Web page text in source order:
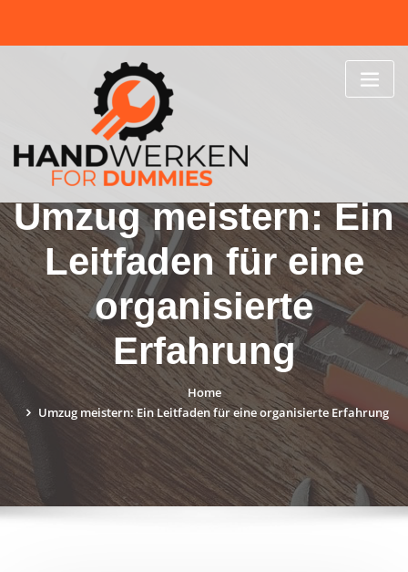
content
Umzug meistern: Ein
Leitfaden für eine
organisierte
Erfahrung
Home
Umzug meistern: Ein Leitfaden für eine organisierte Erfahrung